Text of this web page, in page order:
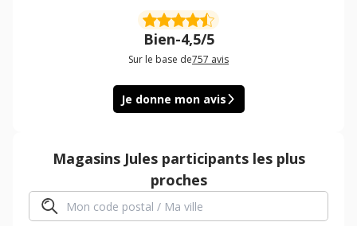
Bien-4,5/5
Sur le base de757 avis
Je donne mon avis
Magasins Jules participants les plus
proches